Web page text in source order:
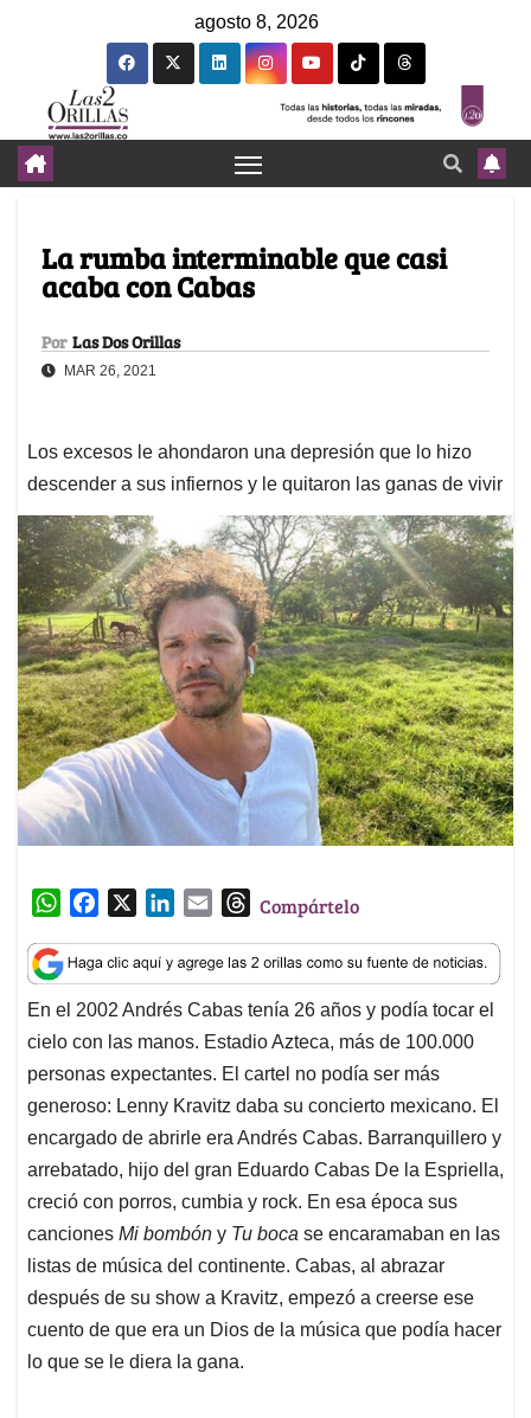
agosto 8, 2026
La rumba interminable que casi
acaba con Cabas
Por Las Dos Orillas
MAR 26, 2021
Los excesos le ahondaron una depresión que lo hizo
descender a sus infiernos y le quitaron las ganas de vivir
W
a
t
s
A
p
p
c
e
b
o
o
k
n
k
e
d
I
n
a
i
l
T
r
e
a
d
s
Compártelo
En el 2002 Andrés Cabas tenía 26 años y podía tocar el
cielo con las manos. Estadio Azteca, más de 100.000
personas expectantes. El cartel no podía ser más
generoso: Lenny Kravitz daba su concierto mexicano. El
encargado de abrirle era Andrés Cabas. Barranquillero y
arrebatado, hijo del gran Eduardo Cabas De la Espriella,
creció con porros, cumbia y rock. En esa época sus
canciones Mi bombón y Tu boca se encaramaban en las
listas de música del continente. Cabas, al abrazar
después de su show a Kravitz, empezó a creerse ese
cuento de que era un Dios de la música que podía hacer
lo que se le diera la gana.